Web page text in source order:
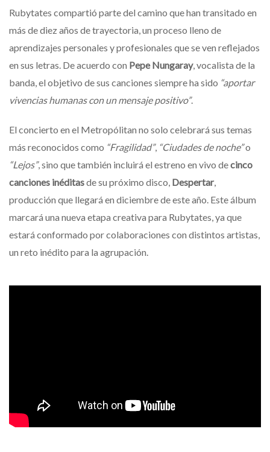
Rubytates compartió parte del camino que han transitado en
más de diez años de trayectoria, un proceso lleno de
aprendizajes personales y profesionales que se ven reflejados
en sus letras. De acuerdo con Pepe Nungaray, vocalista de la
banda, el objetivo de sus canciones siempre ha sido “aportar
vivencias humanas con un mensaje positivo”.
El concierto en el Metropólitan no solo celebrará sus temas
más reconocidos como “Fragilidad”, “Ciudades de noche”o
“Lejos”, sino que también incluirá el estreno en vivo decinco
canciones inéditasde su próximo disco, Despertar,
producción que llegará en diciembre de este año. Este álbum
marcará una nueva etapa creativa para Rubytates, ya que
estará conformado por colaboraciones con distintos artistas,
un reto inédito para la agrupación.